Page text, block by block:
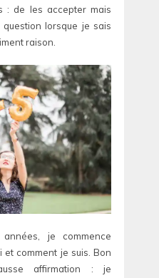
: de les accepter mais
lorsque je sais
raison.
je commence
et comment je suis. Bon
affirmation : je